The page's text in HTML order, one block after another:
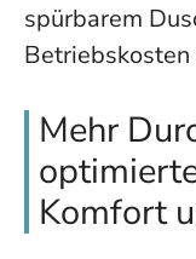
spürbarem
Betriebskosten
Mehr
Komfort